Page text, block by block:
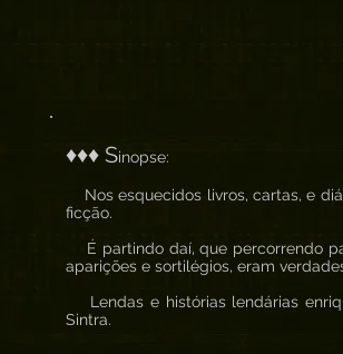
♦♦♦ Sinopse:
Nos esquecidos livros, cartas, e
ficção.
É partindo daí, que percorrendo
aparições e sortilégios, eram
Lendas e histórias lendárias
Sintra.